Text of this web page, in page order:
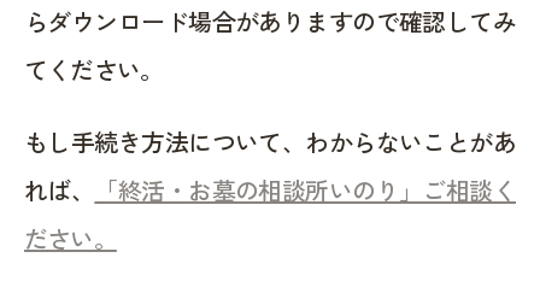
らダウンロード場合がありますので確認してみ
てください。
もし手続き方法について、わからないことがあ
れば、
「終活・お墓の相談所いのり」ご相談く
ださい。